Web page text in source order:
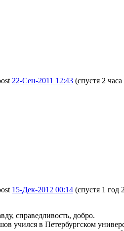
22-Сен-2011 12:43 (спустя 2
15-Дек-2012 00:14 (спустя 1 год
справедливость, добро.
учился в Петербургском